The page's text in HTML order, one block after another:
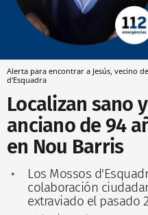
Alerta para encontrar a Jesús, vecino
d'Esquadra
Localizan sano
anciano de 94
en Nou Barris
Los Mossos
colaboración
extraviado el pasado